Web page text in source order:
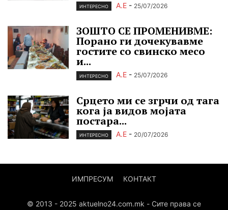
ИНТЕРЕСНО А.Е - 25/07/2026
ЗОШТО СЕ ПРОМЕНИВМЕ:
Порано ги дочекувавме
гостите со свинско месо
и...
ИНТЕРЕСНО А.Е - 25/07/2026
Срцето ми се згрчи од тага
кога ја видов мојата
постара...
ИНТЕРЕСНО А.Е - 20/07/2026
ИМПРЕСУМ КОНТАКТ
© 2013 - 2025 aktuelno24.com.mk - Сите права се